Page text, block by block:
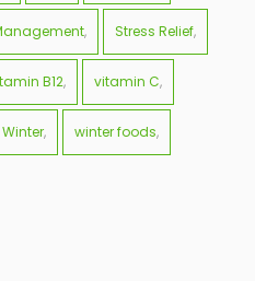
Stress Relief
B12 vitamin C
Winter winter foods